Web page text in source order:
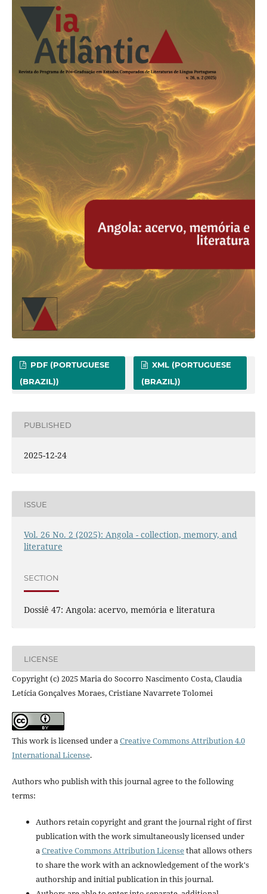
PDF (PORTUGUESE
(BRAZIL))
XML (PORTUGUESE
(BRAZIL))
PUBLISHED
2025-12-24
ISSUE
Vol. 26 No. 2 (2025): Angola - collection, memory, and
literature
SECTION
Dossiê 47: Angola: acervo, memória e literatura
LICENSE
Copyright (c) 2025 Maria do Socorro Nascimento Costa, Claudia
Letícia Gonçalves Moraes, Cristiane Navarrete Tolomei
This work is licensed under aCreative Commons Attribution 4.0
International License.
Authors who publish with this journal agree to the following
terms:
Authors retain copyright and grant the journal right of first
publication with the work simultaneously licensed under
aCreative Commons Attribution Licensethat allows others
to share the work with an acknowledgement of the work's
authorship and initial publication in this journal.